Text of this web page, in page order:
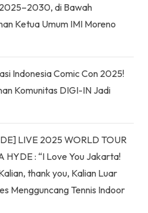
di Bawah
Ketua Umum IMI Moreno
Indonesia Comic Con 2025!
Komunitas DIGI-IN Jadi
LIVE 2025 WORLD TOUR
HYDE : “I Love You Jakarta!
thank you, Kalian Luar
Mengguncang Tennis Indoor